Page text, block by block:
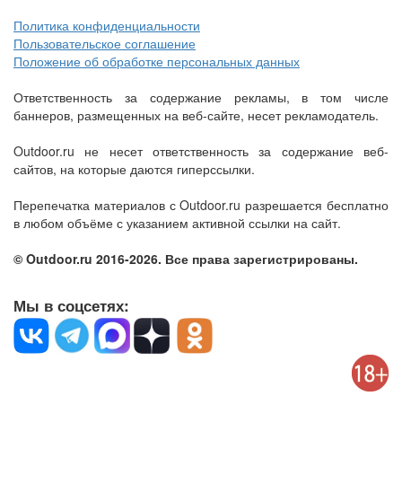
Политика конфиденциальности
Пользовательское соглашение
Положение об обработке персональных данных
Ответственность за содержание рекламы, в том числе
баннеров, размещенных на веб-сайте, несет рекламодатель.
Outdoor.ru не несет ответственность за содержание веб-
сайтов, на которые даются гиперссылки.
Перепечатка материалов с Outdoor.ru разрешается бесплатно
в любом объёме с указанием активной ссылки на сайт.
© Outdoor.ru 2016-2026. Все права зарегистрированы.
Мы в соцсетях: